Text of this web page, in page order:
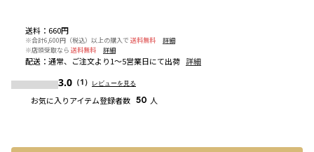
送料 ： 660円
※合計6,600円（税込）以上の購入で 送料無料
詳細
※店頭受取なら 送料無料 詳細
配送 ： 通常、ご注文より1～5営業日にて出荷 詳細
3.0 （1） レビューを見る
お気に入りアイテム登録者数 50 人